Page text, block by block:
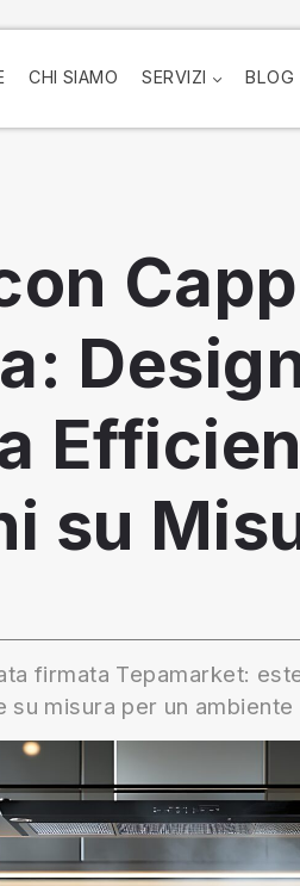
CHI SIAMO SERVIZI BLOG
su
firmata Tepamarket:
su misura per un